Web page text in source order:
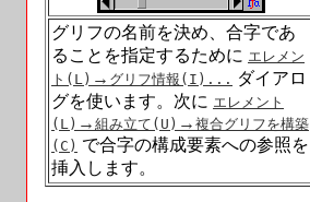
グリフの名前を決め、合字であ
ることを指定するために エレメン
ト( L ) → グリフ情報( I )... ダイアロ
グを使います。次に エレメント
( L ) → 組み立て( U ) → 複合グリフを構築
( C ) で合字の構成要素への参照を
挿入します。